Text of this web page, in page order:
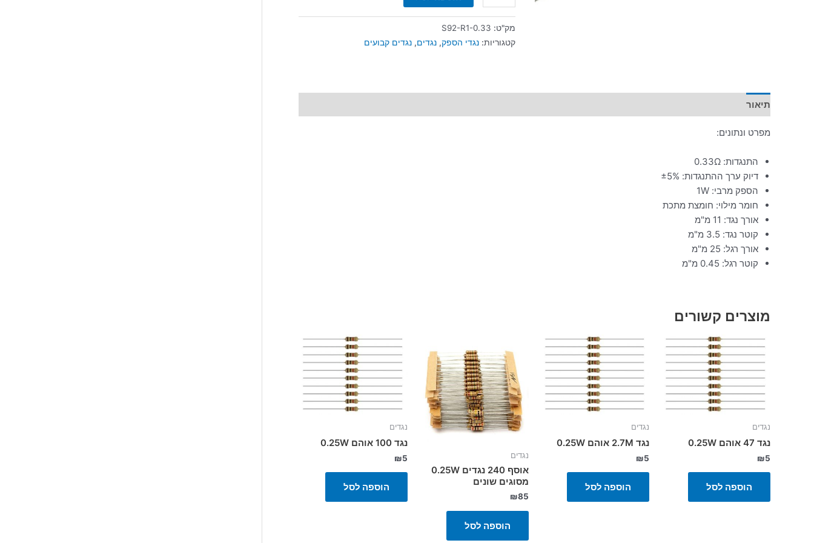
מק"ט: S92-R1-0.33
קטגוריות: נגדי הספק, נגדים, נגדים קבועים
תיאור
מפרט ונתונים:
התנגדות: 0.33Ω
דיוק ערך ההתנגדות: ±5%
הספק מרבי: 1W
חומר מילוי: חומצת מתכת
אורך נגד: 11 מ"מ
קוטר נגד: 3.5 מ"מ
אורך רגל: 25 מ"מ
קוטר רגל: 0.45 מ"מ
מוצרים קשורים
נגדים
נגד 47 אוהם 0.25W
₪5
הוספה לסל
נגדים
נגד 2.7M אוהם 0.25W
₪5
הוספה לסל
נגדים
אוסף 240 נגדים 0.25W
מסוגים שונים
₪85
הוספה לסל
נגדים
נגד 100 אוהם 0.25W
₪5
הוספה לסל